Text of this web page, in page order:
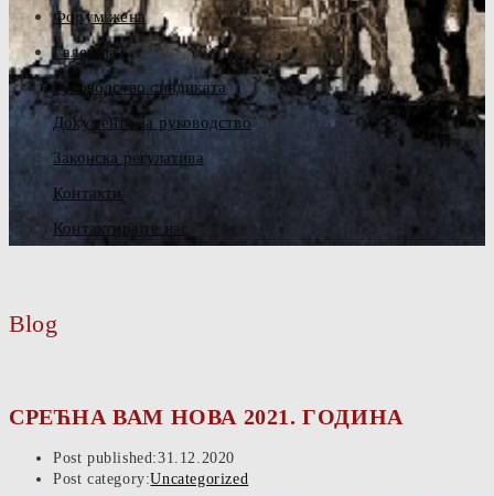
Форум жена
Галерија
Руководство синдиката
Документа за руководство
Законска регулатива
Контакти
Контактирајте нас
Blog
СРЕЋНА ВАМ НОВА 2021. ГОДИНА
Post published:31.12.2020
Post category:Uncategorized